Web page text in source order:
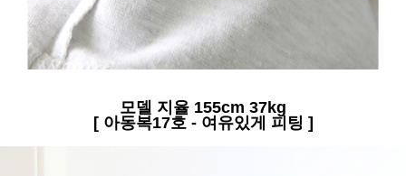
모델 지율 155cm 37kg
[ 아동복17호 - 여유있게 피팅 ]